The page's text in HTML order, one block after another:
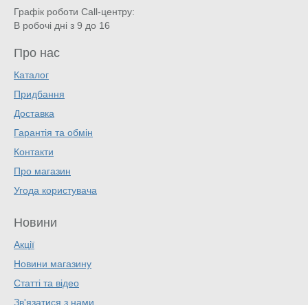
Графік роботи Call-центру:
В робочі дні з 9 до 16
Про нас
Каталог
Придбання
Доставка
Гарантія та обмін
Контакти
Про магазин
Угода користувача
Новини
Акції
Новини магазину
Статті та відео
Зв'язатися з нами